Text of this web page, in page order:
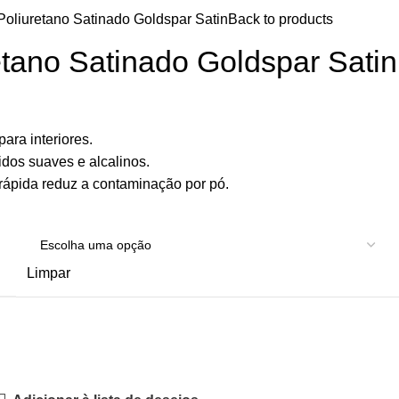
Satinado Goldspar SatinBack to products
Satinado Goldspar Satin
interiores.
suaves e alcalinos.
reduz a contaminação por pó.
Limpar